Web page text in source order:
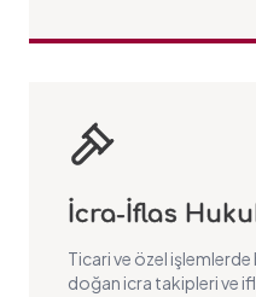
İcra-İflas
Ticari ve özel
doğan icra takipleri ve